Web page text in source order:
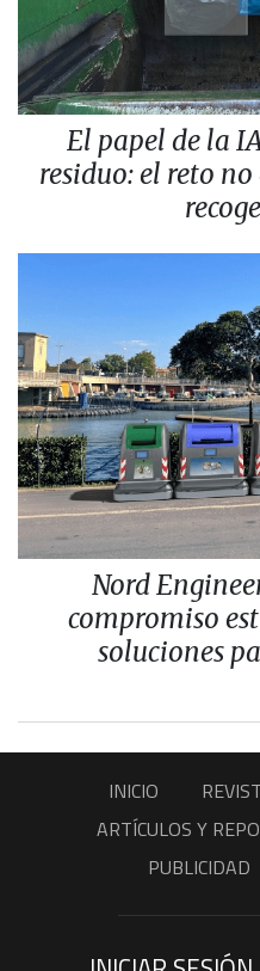
El papel de la
residuo: el reto no
Nord
compromiso
soluciones
INICIO
ARTÍCULOS Y
PUBLICIDAD